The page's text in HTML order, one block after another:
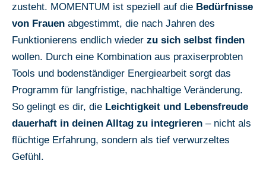
zusteht. MOMENTUM ist speziell auf die Bedürfnisse
von Frauen abgestimmt, die nach Jahren des
Funktionierens endlich wieder zu sich selbst finden
wollen. Durch eine Kombination aus praxiserprobten
Tools und bodenständiger Energiearbeit sorgt das
Programm für langfristige, nachhaltige Veränderung.
So gelingt es dir, die Leichtigkeit und Lebensfreude
dauerhaft in deinen Alltag zu integrieren – nicht als
flüchtige Erfahrung, sondern als tief verwurzeltes
Gefühl.